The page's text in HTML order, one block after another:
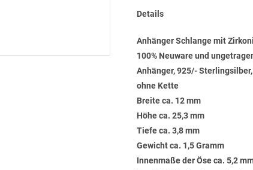
Details
Anhänger Schlange mit
100% Neuware und
Anhänger, 925/-
ohne Kette
Breite ca. 12 mm
Höhe ca. 25,3 mm
Tiefe ca. 3,8 mm
Gewicht ca. 1,5 Gramm
Innenmaße der Öse ca. 5,2